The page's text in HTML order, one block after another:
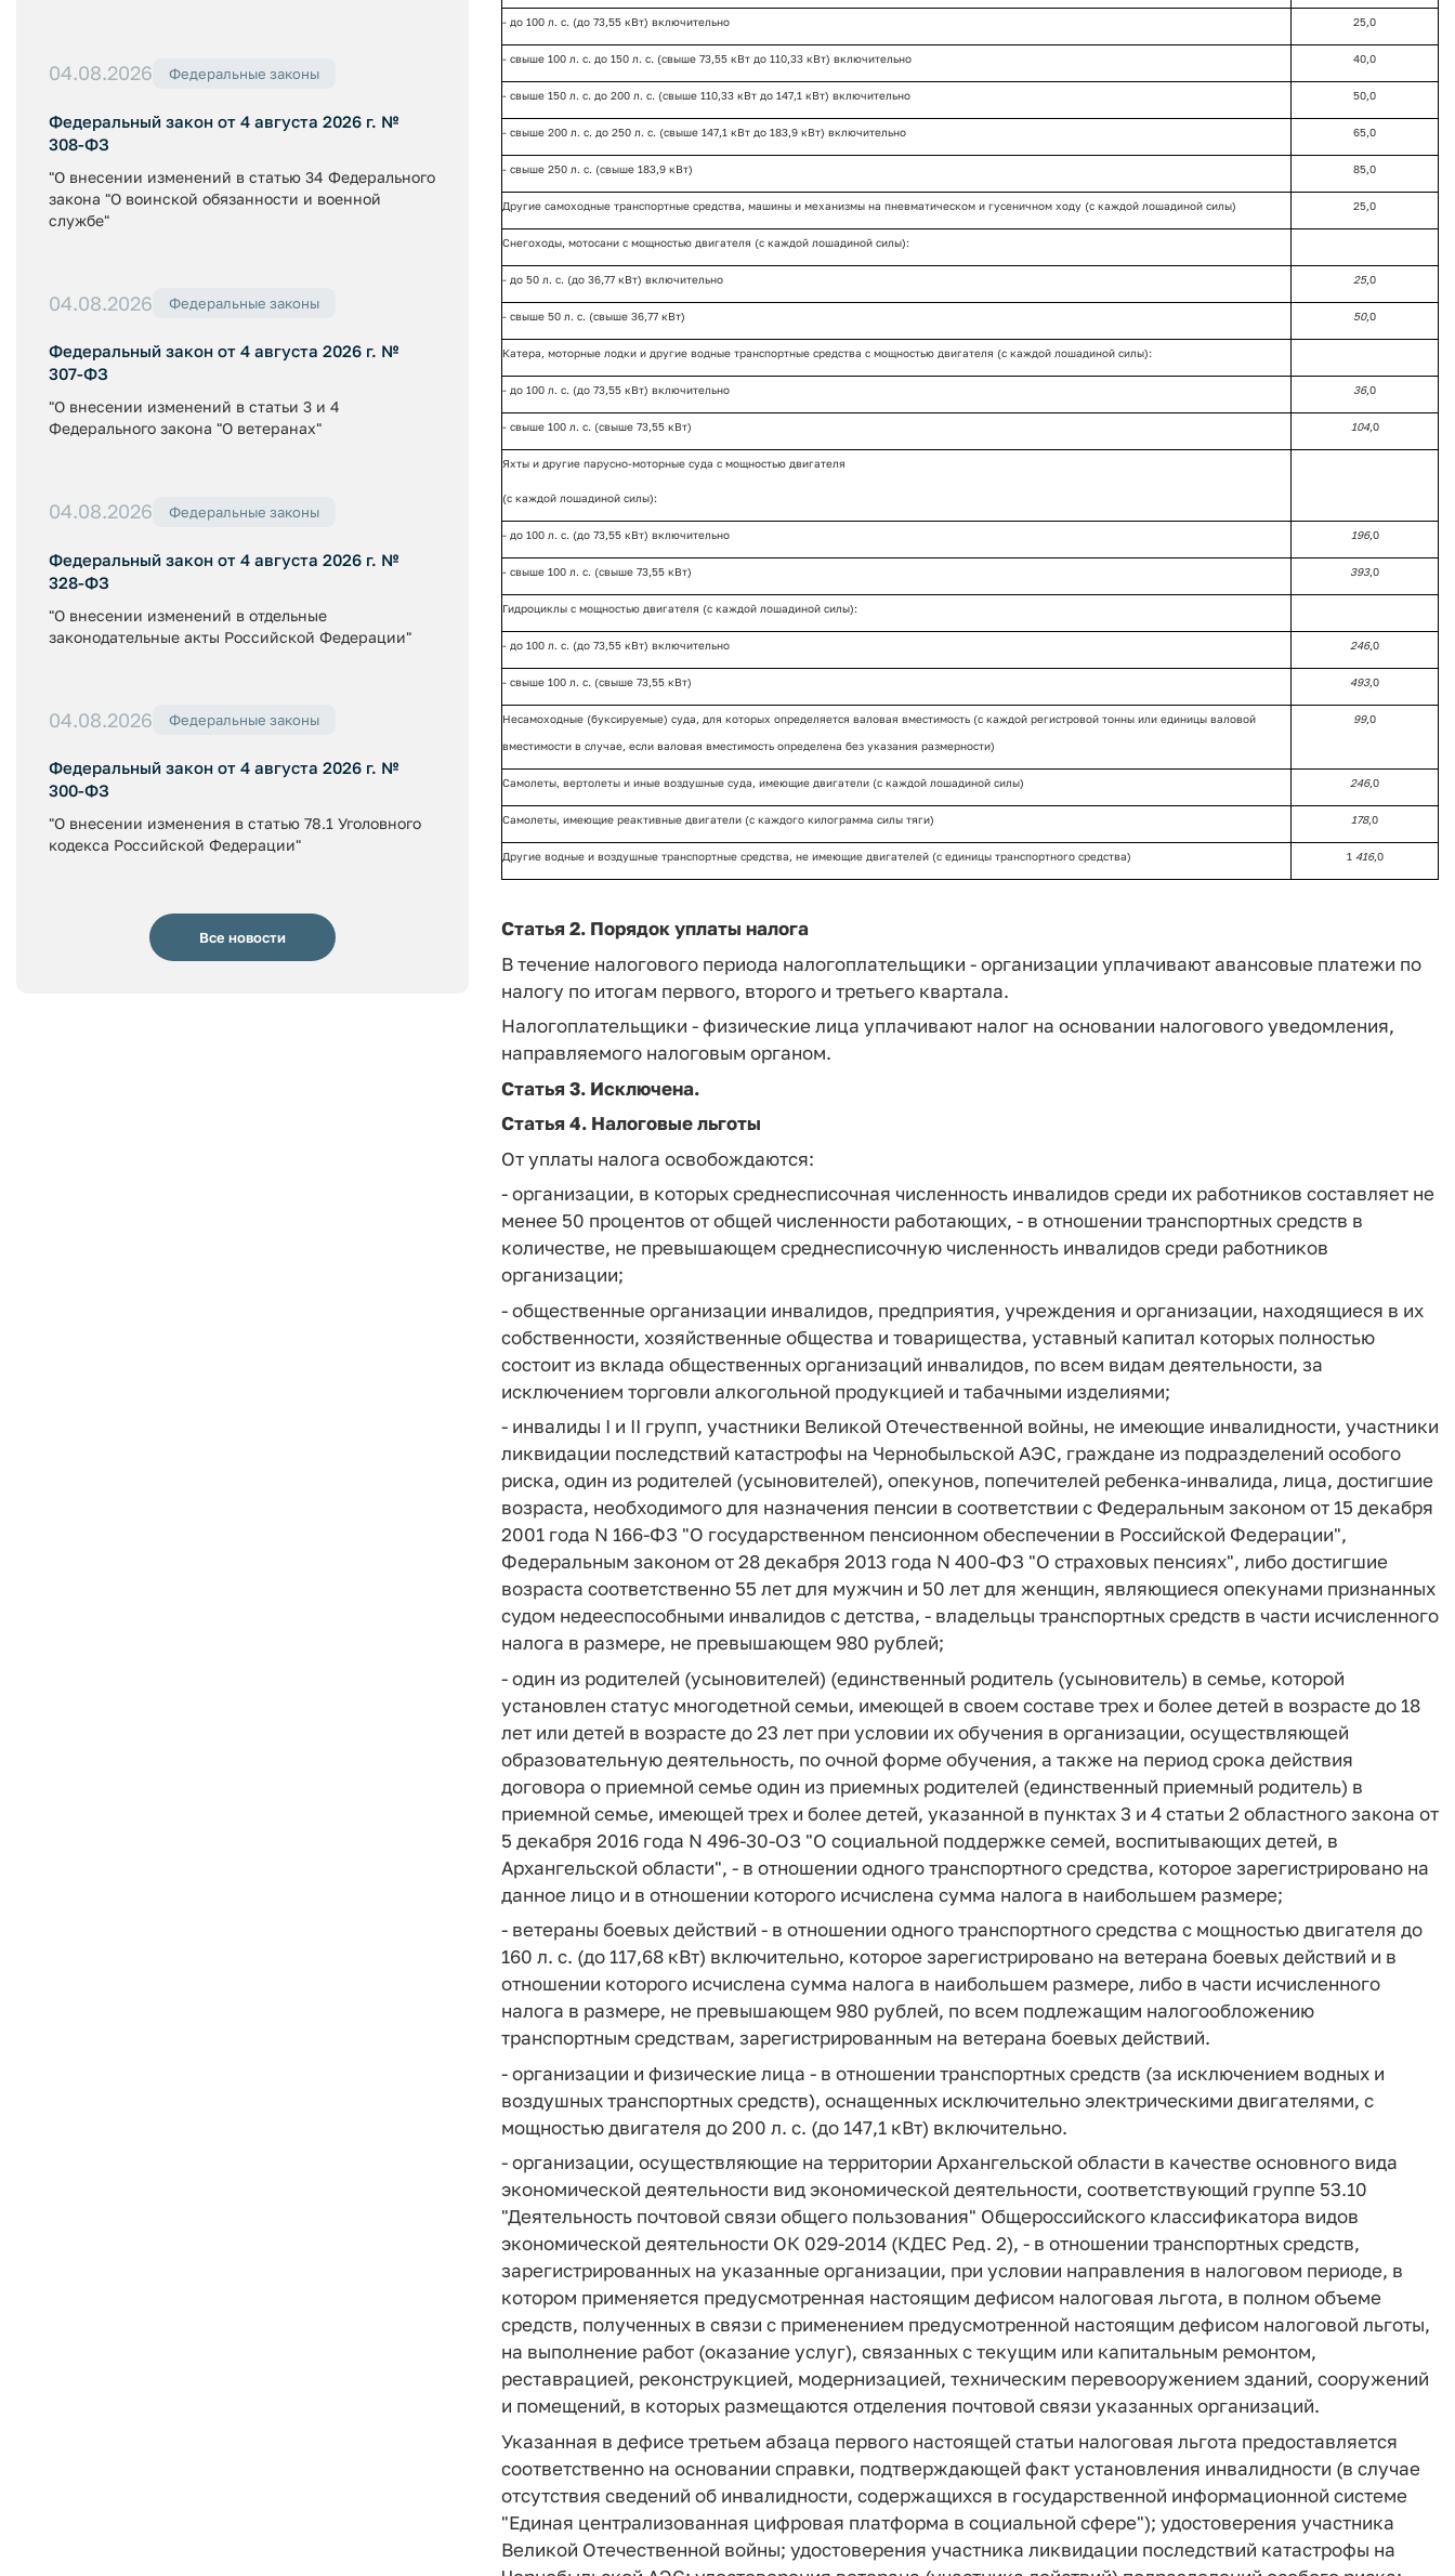
04.08.2026 Федеральные законы
Федеральный закон от 4 августа 2026 г. №
308-ФЗ
"О внесении изменений в статью 34 Федерального
закона "О воинской обязанности и военной
службе"
04.08.2026 Федеральные законы
Федеральный закон от 4 августа 2026 г. №
307-ФЗ
"О внесении изменений в статьи 3 и 4
Федерального закона "О ветеранах"
04.08.2026 Федеральные законы
Федеральный закон от 4 августа 2026 г. №
328-ФЗ
"О внесении изменений в отдельные
законодательные акты Российской Федерации"
04.08.2026 Федеральные законы
Федеральный закон от 4 августа 2026 г. №
300-ФЗ
"О внесении изменения в статью 78.1 Уголовного
кодекса Российской Федерации"
Все новости
- до 100 л. с. (до 73,55 кВт) включительно 25,0
- свыше 100 л. с. до 150 л. с. (свыше 73,55 кВт до 110,33 кВт) включительно 40,0
- свыше 150 л. с. до 200 л. с. (свыше 110,33 кВт до 147,1 кВт) включительно 50,0
- свыше 200 л. с. до 250 л. с. (свыше 147,1 кВт до 183,9 кВт) включительно 65,0
- свыше 250 л. с. (свыше 183,9 кВт) 85,0
Другие самоходные транспортные средства, машины и механизмы на пневматическом и гусеничном ходу (с каждой лошадиной силы) 25,0
Снегоходы, мотосани с мощностью двигателя (с каждой лошадиной силы):
- до 50 л. с. (до 36,77 кВт) включительно 25,0
- свыше 50 л. с. (свыше 36,77 кВт) 50,0
Катера, моторные лодки и другие водные транспортные средства с мощностью двигателя (с каждой лошадиной силы):
- до 100 л. с. (до 73,55 кВт) включительно 36,0
- свыше 100 л. с. (свыше 73,55 кВт) 104,0
Яхты и другие парусно-моторные суда с мощностью двигателя
(с каждой лошадиной силы):
- до 100 л. с. (до 73,55 кВт) включительно 196,0
- свыше 100 л. с. (свыше 73,55 кВт) 393,0
Гидроциклы с мощностью двигателя (с каждой лошадиной силы):
- до 100 л. с. (до 73,55 кВт) включительно 246,0
- свыше 100 л. с. (свыше 73,55 кВт) 493,0
Несамоходные (буксируемые) суда, для которых определяется валовая вместимость (с каждой регистровой тонны или единицы валовой
вместимости в случае, если валовая вместимость определена без указания размерности)
99,0
Самолеты, вертолеты и иные воздушные суда, имеющие двигатели (с каждой лошадиной силы) 246,0
Самолеты, имеющие реактивные двигатели (с каждого килограмма силы тяги) 178,0
Другие водные и воздушные транспортные средства, не имеющие двигателей (с единицы транспортного средства) 1 416,0
Статья 2. Порядок уплаты налога
В течение налогового периода налогоплательщики - организации уплачивают авансовые платежи по
налогу по итогам первого, второго и третьего квартала.
Налогоплательщики - физические лица уплачивают налог на основании налогового уведомления,
направляемого налоговым органом.
Статья 3. Исключена.
Статья 4. Налоговые льготы
От уплаты налога освобождаются:
- организации, в которых среднесписочная численность инвалидов среди их работников составляет не
менее 50 процентов от общей численности работающих, - в отношении транспортных средств в
количестве, не превышающем среднесписочную численность инвалидов среди работников
организации;
- общественные организации инвалидов, предприятия, учреждения и организации, находящиеся в их
собственности, хозяйственные общества и товарищества, уставный капитал которых полностью
состоит из вклада общественных организаций инвалидов, по всем видам деятельности, за
исключением торговли алкогольной продукцией и табачными изделиями;
- инвалиды I и II групп, участники Великой Отечественной войны, не имеющие инвалидности, участники
ликвидации последствий катастрофы на Чернобыльской АЭС, граждане из подразделений особого
риска, один из родителей (усыновителей), опекунов, попечителей ребенка-инвалида, лица, достигшие
возраста, необходимого для назначения пенсии в соответствии с Федеральным законом от 15 декабря
2001 года N 166-ФЗ "О государственном пенсионном обеспечении в Российской Федерации",
Федеральным законом от 28 декабря 2013 года N 400-ФЗ "О страховых пенсиях", либо достигшие
возраста соответственно 55 лет для мужчин и 50 лет для женщин, являющиеся опекунами признанных
судом недееспособными инвалидов с детства, - владельцы транспортных средств в части исчисленного
налога в размере, не превышающем 980 рублей;
- один из родителей (усыновителей) (единственный родитель (усыновитель) в семье, которой
установлен статус многодетной семьи, имеющей в своем составе трех и более детей в возрасте до 18
лет или детей в возрасте до 23 лет при условии их обучения в организации, осуществляющей
образовательную деятельность, по очной форме обучения, а также на период срока действия
договора о приемной семье один из приемных родителей (единственный приемный родитель) в
приемной семье, имеющей трех и более детей, указанной в пунктах 3 и 4 статьи 2 областного закона от
5 декабря 2016 года N 496-30-ОЗ "О социальной поддержке семей, воспитывающих детей, в
Архангельской области", - в отношении одного транспортного средства, которое зарегистрировано на
данное лицо и в отношении которого исчислена сумма налога в наибольшем размере;
- ветераны боевых действий - в отношении одного транспортного средства с мощностью двигателя до
160 л. с. (до 117,68 кВт) включительно, которое зарегистрировано на ветерана боевых действий и в
отношении которого исчислена сумма налога в наибольшем размере, либо в части исчисленного
налога в размере, не превышающем 980 рублей, по всем подлежащим налогообложению
транспортным средствам, зарегистрированным на ветерана боевых действий.
- организации и физические лица - в отношении транспортных средств (за исключением водных и
воздушных транспортных средств), оснащенных исключительно электрическими двигателями, с
мощностью двигателя до 200 л. с. (до 147,1 кВт) включительно.
- организации, осуществляющие на территории Архангельской области в качестве основного вида
экономической деятельности вид экономической деятельности, соответствующий группе 53.10
"Деятельность почтовой связи общего пользования" Общероссийского классификатора видов
экономической деятельности ОК 029-2014 (КДЕС Ред. 2), - в отношении транспортных средств,
зарегистрированных на указанные организации, при условии направления в налоговом периоде, в
котором применяется предусмотренная настоящим дефисом налоговая льгота, в полном объеме
средств, полученных в связи с применением предусмотренной настоящим дефисом налоговой льготы,
на выполнение работ (оказание услуг), связанных с текущим или капитальным ремонтом,
реставрацией, реконструкцией, модернизацией, техническим перевооружением зданий, сооружений
и помещений, в которых размещаются отделения почтовой связи указанных организаций.
Указанная в дефисе третьем абзаца первого настоящей статьи налоговая льгота предоставляется
соответственно на основании справки, подтверждающей факт установления инвалидности (в случае
отсутствия сведений об инвалидности, содержащихся в государственной информационной системе
"Единая централизованная цифровая платформа в социальной сфере"); удостоверения участника
Великой Отечественной войны; удостоверения участника ликвидации последствий катастрофы на